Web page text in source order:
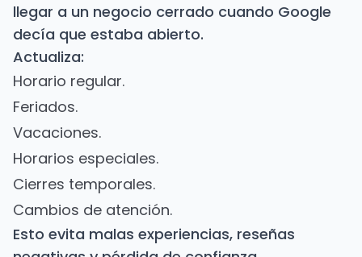
llegar a un negocio cerrado cuando Google
decía que estaba abierto.
Actualiza:
Horario regular.
Feriados.
Vacaciones.
Horarios especiales.
Cierres temporales.
Cambios de atención.
Esto evita malas experiencias, reseñas